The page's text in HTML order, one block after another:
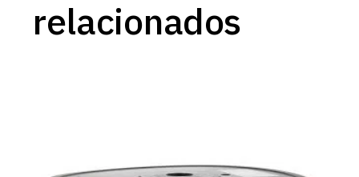
relacionados